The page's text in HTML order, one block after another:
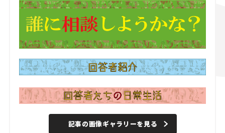
記事の画像ギャラリーを見る